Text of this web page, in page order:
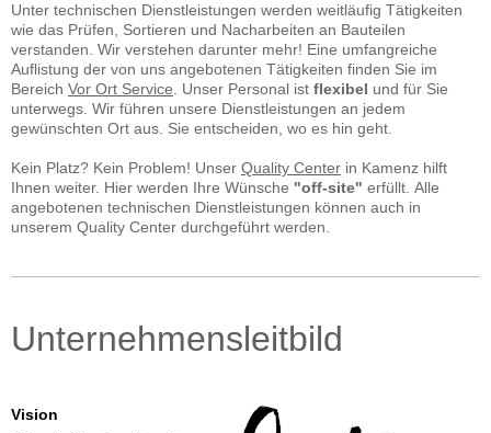
Unter technischen Dienstleistungen werden weitläufig Tätigkeiten
wie das Prüfen, Sortieren und Nacharbeiten an Bauteilen
verstanden. Wir verstehen darunter mehr! Eine umfangreiche
Auflistung der von uns angebotenen Tätigkeiten finden Sie im
Bereich Vor Ort Service Unser Personal ist flexibel und für Sie
unterwegs. Wir führen unsere Dienstleistungen an jedem
gewünschten Ort aus. Sie entscheiden, wo es hin geht.
Kein Platz? Kein Problem! Unser Quality Center in Kamenz hilft
Ihnen weiter. Hier werden Ihre Wünsche "off-site" erfüllt. Alle
angebotenen technischen Dienstleistungen können auch in
unserem Quality Center durchgeführt werden.
Unternehmensleitbild
Vision